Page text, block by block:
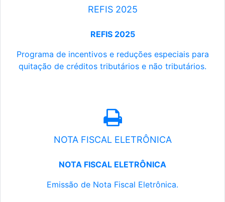
REFIS 2025
REFIS 2025
Programa de incentivos e reduções especiais para
quitação de créditos tributários e não tributários.
NOTA FISCAL ELETRÔNICA
NOTA FISCAL ELETRÔNICA
Emissão de Nota Fiscal Eletrônica.